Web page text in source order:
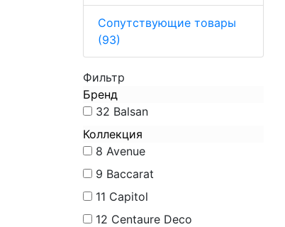
Сопутствующие товары
(93)
Фильтр
Бренд
32 Balsan
Коллекция
8 Avenue
9 Baccarat
11 Capitol
12 Centaure Deco